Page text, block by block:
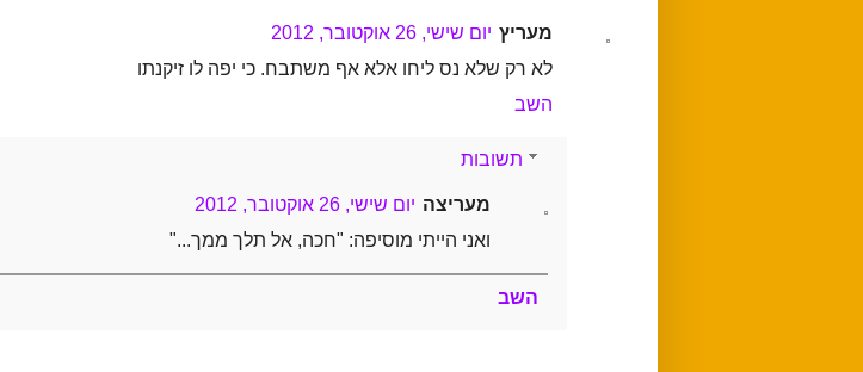
מעריץ יום שישי, 26 אוקטובר, 2012
לא רק שלא נס ליחו אלא אף משתבח. כי יפה לו זיקנתו
השב
תשובות
מעריצה יום שישי, 26 אוקטובר, 2012
ואני הייתי מוסיפה: "חכה, אל תלך ממך..."
השב